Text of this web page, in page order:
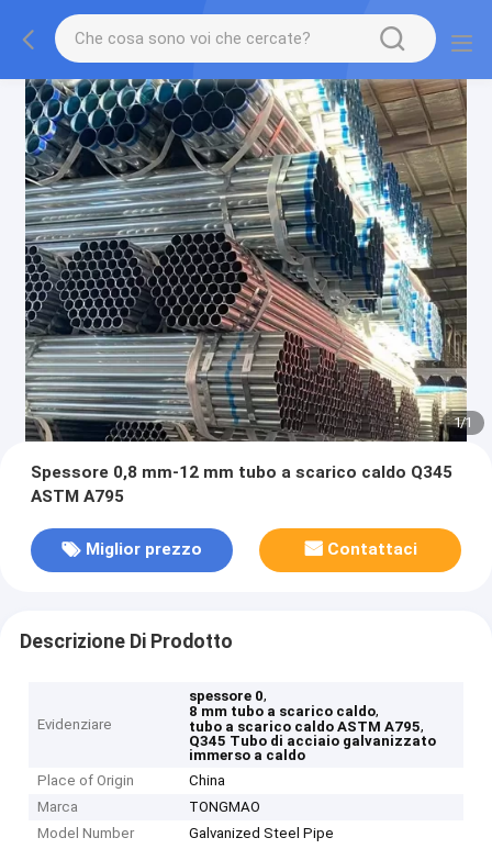
1/1
Spessore 0,8 mm-12 mm tubo a scarico caldo Q345
ASTM A795
Miglior prezzo Contattaci
Descrizione Di Prodotto
Evidenziare
spessore 0,
8 mm tubo a scarico caldo,
tubo a scarico caldo ASTM A795,
Q345 Tubo di acciaio galvanizzato
immerso a caldo
Place of Origin
China
Marca
TONGMAO
Model Number
Galvanized Steel Pipe